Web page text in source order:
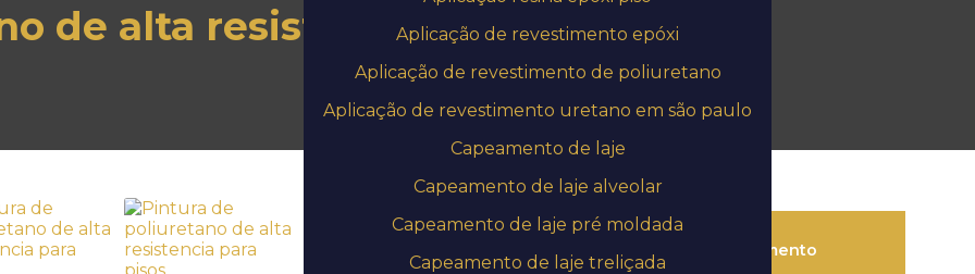
Aplicação de revestimento epóxi
Aplicação de revestimento de poliuretano
Aplicação de revestimento uretano em são paulo
Capeamento de laje
Capeamento de laje alveolar
Capeamento de laje pré moldada
Capeamento de laje treliçada
de alta resistencia para pisos
Solicite um orçamento